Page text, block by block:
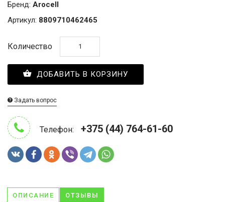
Бренд: Arocell
Артикул: 8809710462465
Количество
ДОБАВИТЬ В КОРЗИНУ
Задать вопрос
Телефон: +375 (44) 764-61-60
ОПИСАНИЕ ОТЗЫВЫ